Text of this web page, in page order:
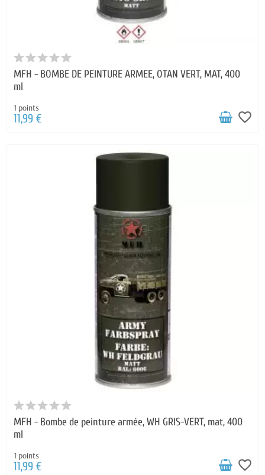
MFH - BOMBE DE PEINTURE ARMEE, OTAN VERT, MAT, 400
ml
1 points
11,99 € favorite_border
MFH - Bombe de peinture armée, WH GRIS-VERT, mat, 400
ml
1 points
11,99 € favorite_border